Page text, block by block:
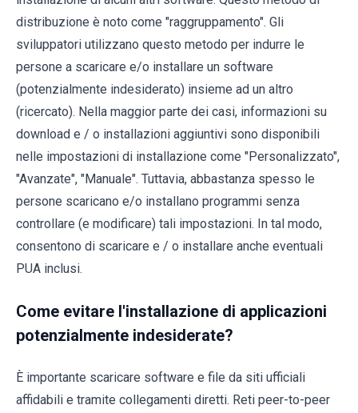
distribuzione è noto come "raggruppamento". Gli
sviluppatori utilizzano questo metodo per indurre le
persone a scaricare e/o installare un software
(potenzialmente indesiderato) insieme ad un altro
(ricercato). Nella maggior parte dei casi, informazioni su
download e / o installazioni aggiuntivi sono disponibili
nelle impostazioni di installazione come "Personalizzato",
"Avanzate", "Manuale". Tuttavia, abbastanza spesso le
persone scaricano e/o installano programmi senza
controllare (e modificare) tali impostazioni. In tal modo,
consentono di scaricare e / o installare anche eventuali
PUA inclusi.
Come evitare l'installazione di applicazioni
potenzialmente indesiderate?
È importante scaricare software e file da siti ufficiali
affidabili e tramite collegamenti diretti. Reti peer-to-peer